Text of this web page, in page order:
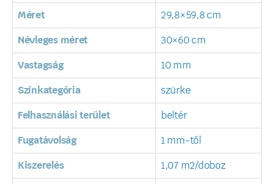
Méret 29,8×59,8 cm
Névleges méret 30×60 cm
Vastagság 10 mm
Színkategória szürke
Felhasználási terület beltér
Fugatávolság 1 mm-től
Kiszerelés 1,07 m2/doboz